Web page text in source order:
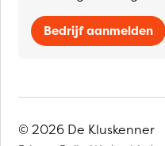
Bedrijf aanmelden
© 2026 De Kluskenner